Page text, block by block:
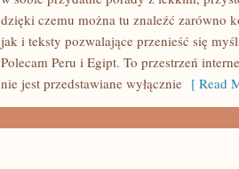
dzięki czemu można tu znaleźć zarówno
jak i teksty pozwalające przenieść się
Polecam Peru i Egipt. To przestrzeń
nie jest przedstawiane wyłącznie [ Read